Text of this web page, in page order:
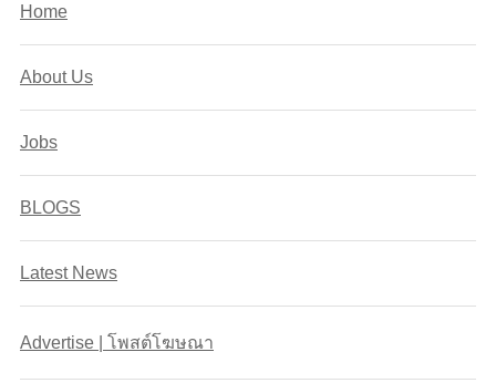
Home
About Us
Jobs
BLOGS
Latest News
Advertise | โพสต์โฆษณา